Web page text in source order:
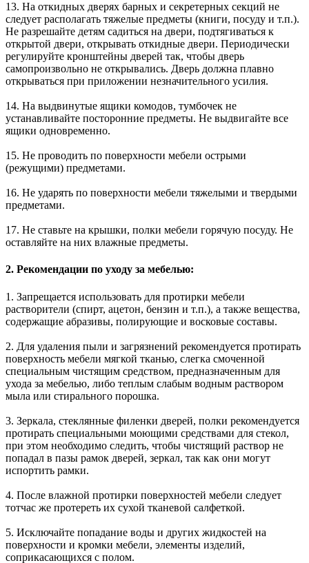
13. На откидных дверях барных и секретерных секций не
следует располагать тяжелые предметы (книги, посуду и т.п.).
Не разрешайте детям садиться на двери, подтягиваться к
открытой двери, открывать откидные двери. Периодически
регулируйте кронштейны дверей так, чтобы дверь
самопроизвольно не открывались. Дверь должна плавно
открываться при приложении незначительного усилия.
14. На выдвинутые ящики комодов, тумбочек не
устанавливайте посторонние предметы. Не выдвигайте все
ящики одновременно.
15. Не проводить по поверхности мебели острыми
(режущими) предметами.
16. Не ударять по поверхности мебели тяжелыми и твердыми
предметами.
17. Не ставьте на крышки, полки мебели горячую посуду. Не
оставляйте на них влажные предметы.
2. Рекомендации по уходу за мебелью:
1. Запрещается использовать для протирки мебели
растворители (спирт, ацетон, бензин и т.п.), а также вещества,
содержащие абразивы, полирующие и восковые составы.
2. Для удаления пыли и загрязнений рекомендуется протирать
поверхность мебели мягкой тканью, слегка смоченной
специальным чистящим средством, предназначенным для
ухода за мебелью, либо теплым слабым водным раствором
мыла или стирального порошка.
3. Зеркала, стеклянные филенки дверей, полки рекомендуется
протирать специальными моющими средствами для стекол,
при этом необходимо следить, чтобы чистящий раствор не
попадал в пазы рамок дверей, зеркал, так как они могут
испортить рамки.
4. После влажной протирки поверхностей мебели следует
тотчас же протереть их сухой тканевой салфеткой.
5. Исключайте попадание воды и других жидкостей на
поверхности и кромки мебели, элементы изделий,
соприкасающихся с полом.